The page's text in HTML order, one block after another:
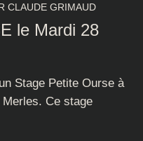
CLAUDE GRIMAUD
le Mardi 28
Stage Petite Ourse à
Merles. Ce stage